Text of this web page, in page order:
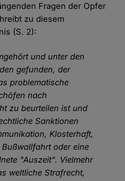
Fragen der Opfer
zu diesem
(S. 2):
und unter den
gefunden, der
problematische
nach
zu beurteilen ist und
Sanktionen
Klosterhaft,
oder eine
"Auszeit". Vielmehr
weltliche Strafrecht,